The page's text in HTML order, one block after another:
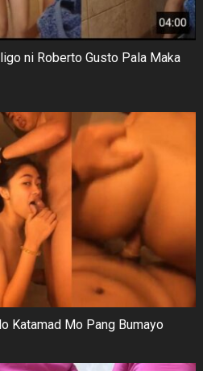
ni Roberto Gusto Pala Maka
Katamad Mo Pang Bumayo